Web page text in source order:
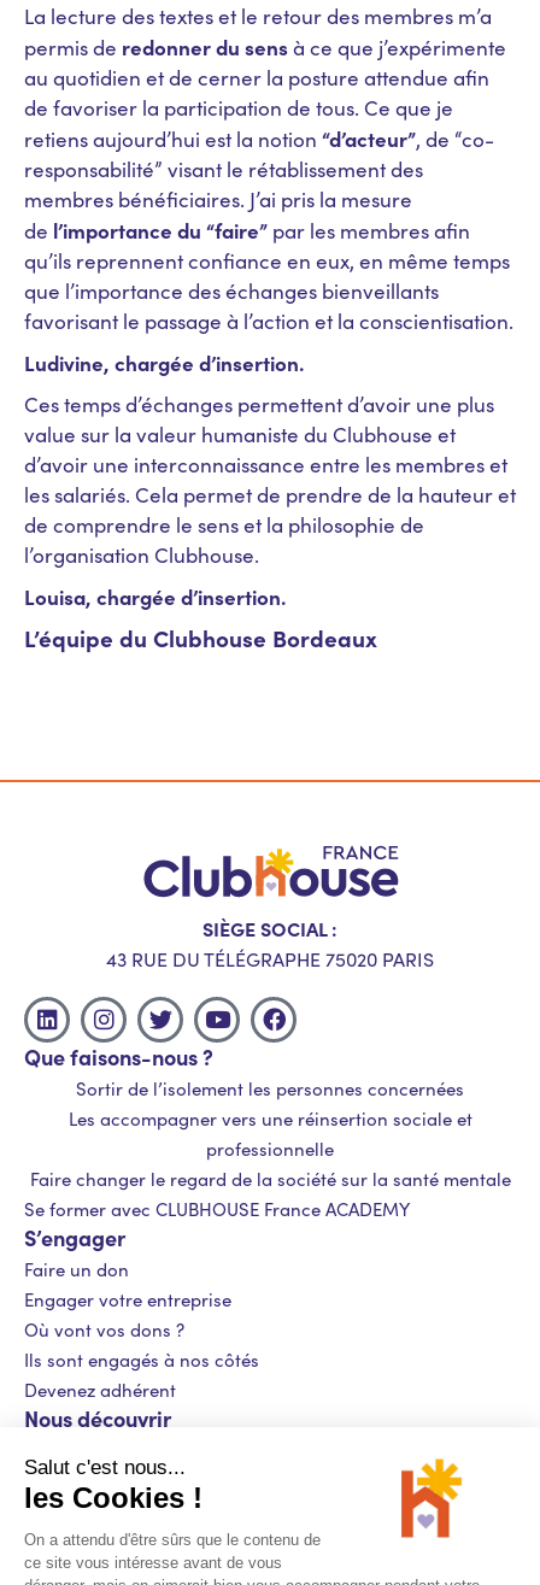
La lecture des textes et le retour des membres m’a
permis de redonner du sensà ce que j’expérimente
au quotidien et de cerner la posture attendue afin
de favoriser la participation de tous. Ce que je
retiens aujourd’hui est la notion “d’acteur”, de “co-
responsabilité” visant le rétablissement des
membres bénéficiaires. J’ai pris la mesure
de l’importance du “faire” par les membres afin
qu’ils reprennent confiance en eux, en même temps
que l’importance des échanges bienveillants
favorisant le passage à l’action et la conscientisation.
Ludivine, chargée d’insertion.
Ces temps d’échanges permettent d’avoir une plus
value sur la valeur humaniste du Clubhouse et
d’avoir une interconnaissance entre les membres et
les salariés. Cela permet de prendre de la hauteur et
de comprendre le sens et la philosophie de
l’organisation Clubhouse.
Louisa, chargée d’insertion.
L’équipe du Clubhouse Bordeaux
SIÈGE SOCIAL :
43 RUE DU TÉLÉGRAPHE 75020 PARIS
Que faisons-nous ?
Sortir de l’isolement les personnes concernées
Les accompagner vers une réinsertion sociale et
professionnelle
Faire changer le regard de la société sur la santé mentale
Se former avec CLUBHOUSE France ACADEMY
S’engager
Faire un don
Engager votre entreprise
Où vont vos dons ?
Ils sont engagés à nos côtés
Devenez adhérent
Nous découvrir
Presse
Contact
Recrutement